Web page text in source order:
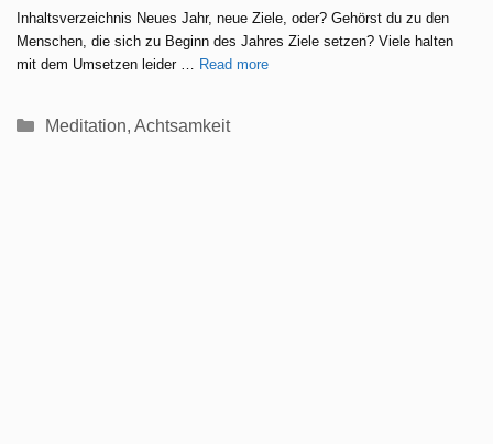
Inhaltsverzeichnis Neues Jahr, neue Ziele, oder? Gehörst du zu den
Menschen, die sich zu Beginn des Jahres Ziele setzen? Viele halten
mit dem Umsetzen leider … Read more
Kategorien
Meditation, Achtsamkeit